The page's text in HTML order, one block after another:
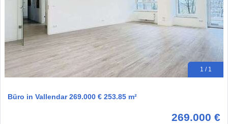
1 / 1
Büro in Vallendar 269.000 € 253.85 m²
269.000 €